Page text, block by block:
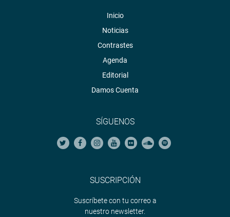
Inicio
Noticias
Contrastes
Agenda
Editorial
Damos Cuenta
SÍGUENOS
SUSCRIPCIÓN
Suscríbete con tu correo a
nuestro newsletter.